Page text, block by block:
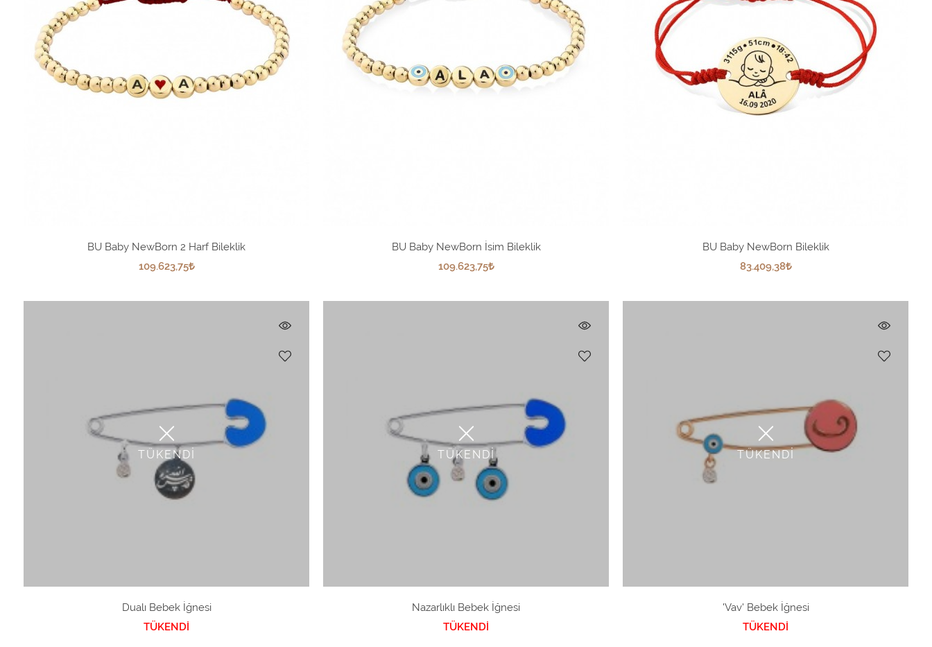
Bu Slvr
Choker
Derinlerdeki Masumiyet
Esma-ül Hüsna ve Ayet-i Kerim
Hülya Avşar'ın Seçtikleri
BU Baby NewBorn 2 Harf Bileklik
109.623,75
BU Baby NewBorn İsim Bileklik
109.623,75
BU Baby NewBorn Bileklik
83.409,38
TÜKENDİ
Dualı Bebek İğnesi
TÜKENDİ
TÜKENDİ
Nazarlıklı Bebek İğnesi
TÜKENDİ
TÜKENDİ
'Vav' Bebek İğnesi
TÜKENDİ